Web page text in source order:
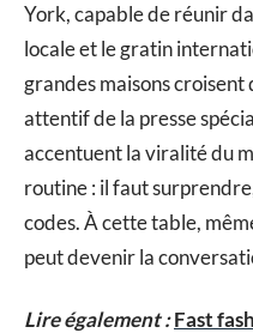
York, capable de réunir
locale et le gratin
grandes maisons croisent
attentif de la presse
accentuent la viralité du
routine : il faut
codes. À cette table,
peut devenir la
Lire également :Fast